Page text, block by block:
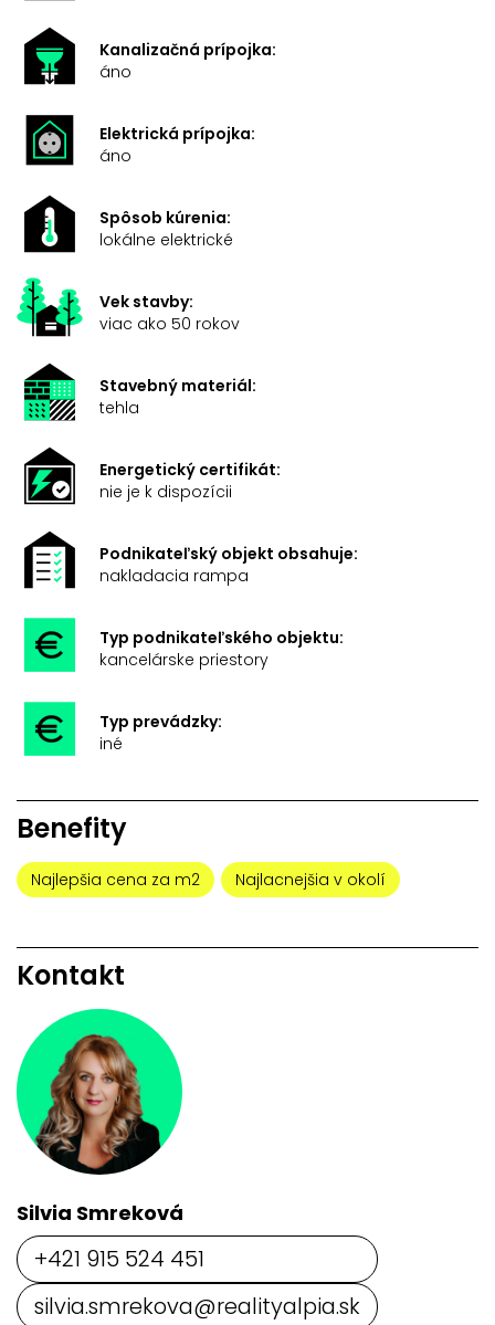
Kanalizačná prípojka:
áno
Elektrická prípojka:
áno
Spôsob kúrenia:
lokálne elektrické
Vek stavby:
viac ako 50 rokov
Stavebný materiál:
tehla
Energetický certifikát:
nie je k dispozícii
Podnikateľský objekt obsahuje:
nakladacia rampa
Typ podnikateľského objektu:
kancelárske priestory
Typ prevádzky:
iné
Benefity
Najlepšia cena za m2 Najlacnejšia v okolí
Kontakt
Silvia Smreková
+421 915 524 451
silvia.smrekova@realityalpia.sk